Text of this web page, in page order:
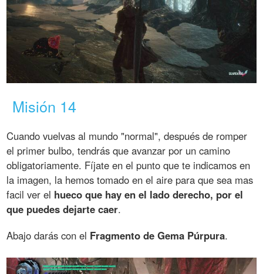
Misión 14
Cuando vuelvas al mundo "normal", después de romper
el primer bulbo, tendrás que avanzar por un camino
obligatoriamente. Fíjate en el punto que te indicamos en
la imagen, la hemos tomado en el aire para que sea mas
facil ver el hueco que hay en el lado derecho, por el
que puedes dejarte caer.
Abajo darás con el Fragmento de Gema Púrpura.